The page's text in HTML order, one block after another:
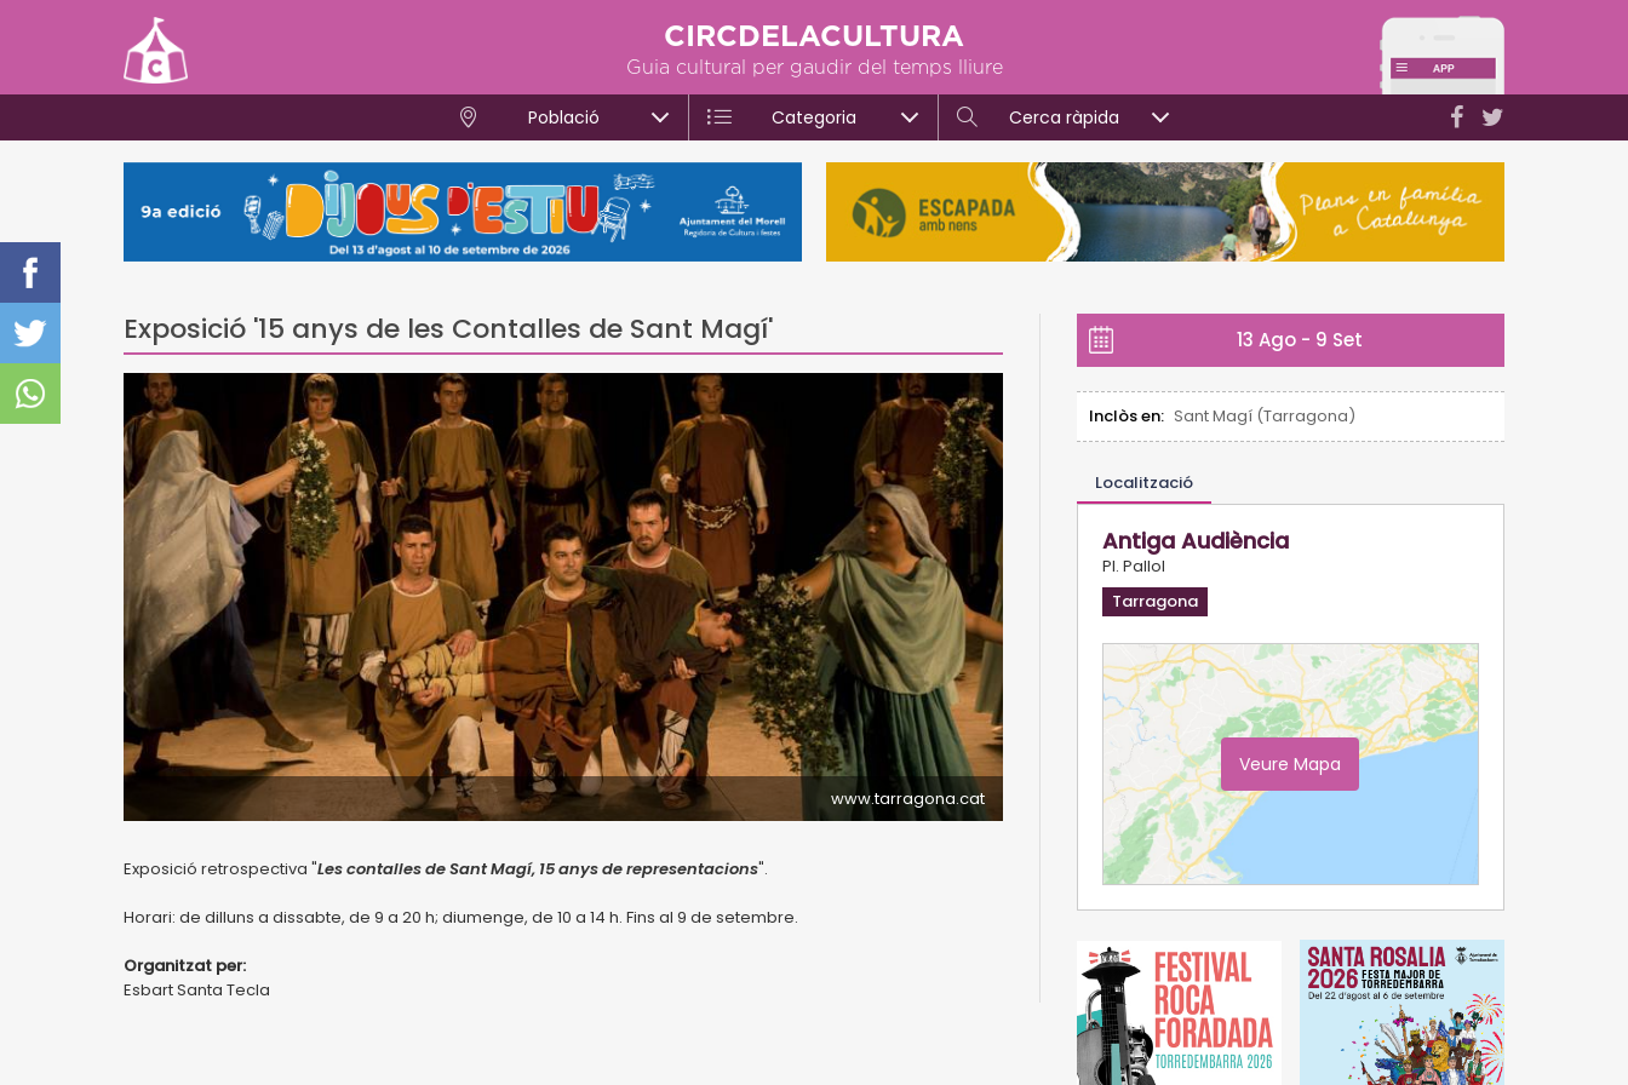
CIRCDELACULTURA
Guia cultural per gaudir del temps lliure
Població Categoria Cerca ràpida
Exposició '15 anys de les Contalles de Sant Magí'
www.tarragona.cat
Exposició retrospectiva "Les contalles de Sant Magí, 15 anys de representacions".
Horari: de dilluns a dissabte, de 9 a 20 h; diumenge, de 10 a 14 h. Fins al 9 de setembre.
Organitzat per:
Esbart Santa Tecla
13 Ago - 9 Set
Inclòs en: Sant Magí (Tarragona)
Localització
Antiga Audiència
Pl. Pallol
Tarragona
Veure Mapa